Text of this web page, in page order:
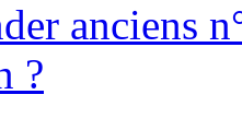
anciens
?